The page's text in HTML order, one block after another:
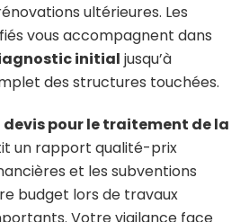
ultérieures. Les
vous accompagnent dans
initial jusqu’à
des structures touchées.
devis pour le traitement de la
un rapport qualité-prix
et les subventions
budget lors de travaux
Votre vigilance face